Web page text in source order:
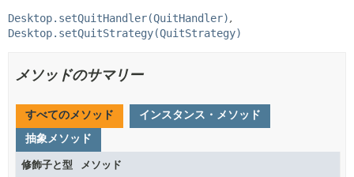
ヘルプ
Desktop.setQuitHandler(QuitHandler)
Desktop.setQuitStrategy(QuitStrategy)
メソッドのサマリー
すべてのメソッド
インスタンス・メソッド
抽象メソッド
修飾子と型
メソッド